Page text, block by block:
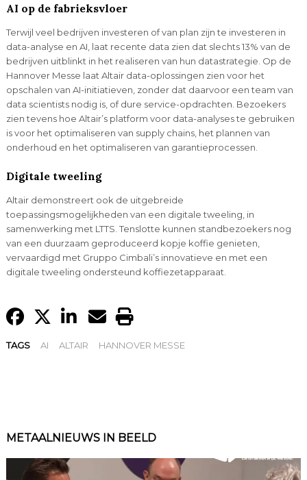
AI op de fabrieksvloer
Terwijl veel bedrijven investeren of van plan zijn te investeren in
data-analyse en AI, laat recente data zien dat slechts 13% van de
bedrijven uitblinkt in het realiseren van hun datastrategie. Op de
Hannover Messe laat Altair data-oplossingen zien voor het
opschalen van AI-initiatieven, zonder dat daarvoor een team van
data scientists nodig is, of dure service-opdrachten. Bezoekers
zien tevens hoe Altair’s platform voor data-analyses te gebruiken
is voor het optimaliseren van supply chains, het plannen van
onderhoud en het optimaliseren van garantieprocessen.
Digitale tweeling
Altair demonstreert ook de uitgebreide
toepassingsmogelijkheden van een digitale tweeling, in
samenwerking met LTTS. Tenslotte kunnen standbezoekers nog
van een duurzaam geproduceerd kopje koffie genieten,
vervaardigd met Gruppo Cimbali’s innovatieve en met een
digitale tweeling ondersteund koffiezetapparaat.
TAGS AI ALTAIR HANNOVER MESSE
METAALNIEUWS IN BEELD